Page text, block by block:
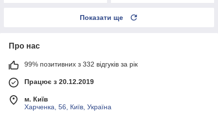
Показати ще
Про нас
99% позитивних з 332 відгуків за рік
Працює з 20.12.2019
м. Київ
Харченка, 56, Київ, Україна